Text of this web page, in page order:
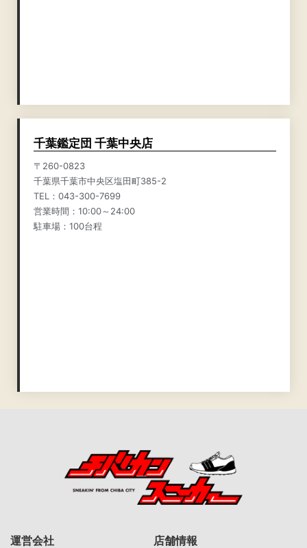
千葉鑑定団 千葉中央店
〒260-0823
千葉県千葉市中央区塩田町385-2
TEL：043-300-7699
営業時間：10:00～24:00
駐車場：100台程
運営会社 店舗情報